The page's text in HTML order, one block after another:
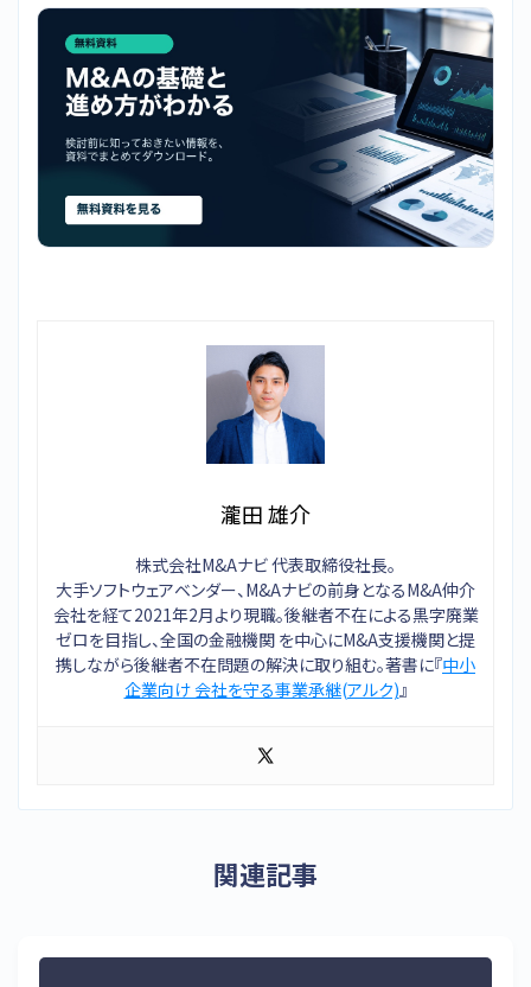
瀧田 雄介
株式会社M&Aナビ 代表取締役社長。
大手ソフトウェアベンダー、M&Aナビの前身となるM&A仲介
会社を経て2021年2月より現職。後継者不在による黒字廃業
ゼロを目指し、全国の金融機関 を中心にM&A支援機関と提
携しながら後継者不在問題の解決に取り組む。著書に『中小
企業向け 会社を守る事業承継(アルク)』
関連記事